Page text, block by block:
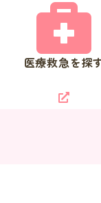
医療救急を探